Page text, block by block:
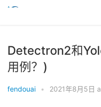
Detectron2和
用例？)
fendouai • 2021年8月5日